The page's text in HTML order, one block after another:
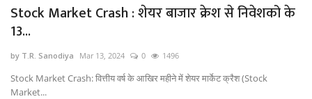
Stock Market Crash : शेयर बाजार क्रेश से निवेशको के
13...
by T.R. Sanodiya Mar 13, 2024 0 1496
Stock Market Crash: वित्तीय वर्ष के आखिर महीने में शेयर मार्केट क्रैश (Stock
Market...